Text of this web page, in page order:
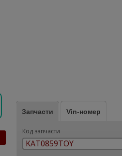
Запчасти Vin-номер
Код запчасти